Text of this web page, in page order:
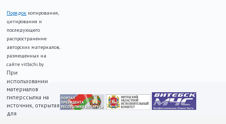
Порядок копирования,
цитирования и
последующего
распространение
авторских материалов,
размещенных на
сайте vitbichi.by
При
использовании
материалов
гиперссылка на
источник, открытая
для